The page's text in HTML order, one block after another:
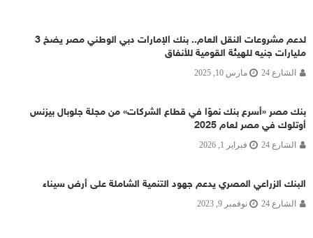
لدعم مشروعات النقل العام.. بنك الإمارات دبي الوطني مصر يضخ 3
مليارات جنيه للهيئة القومية للأنفاق
الشارع 24 مارس 10, 2025
بنك مصر «أسرع بنك نموًا في قطاع الشركات» من مجلة جلوبال بيزنس
أوتلوك في مصر لعام 2025
الشارع 24 فبراير 1, 2026
البنك الزراعي المصري يدعم جهود التنمية الشاملة على أرض سيناء
الشارع 24 نوفمبر 9, 2023